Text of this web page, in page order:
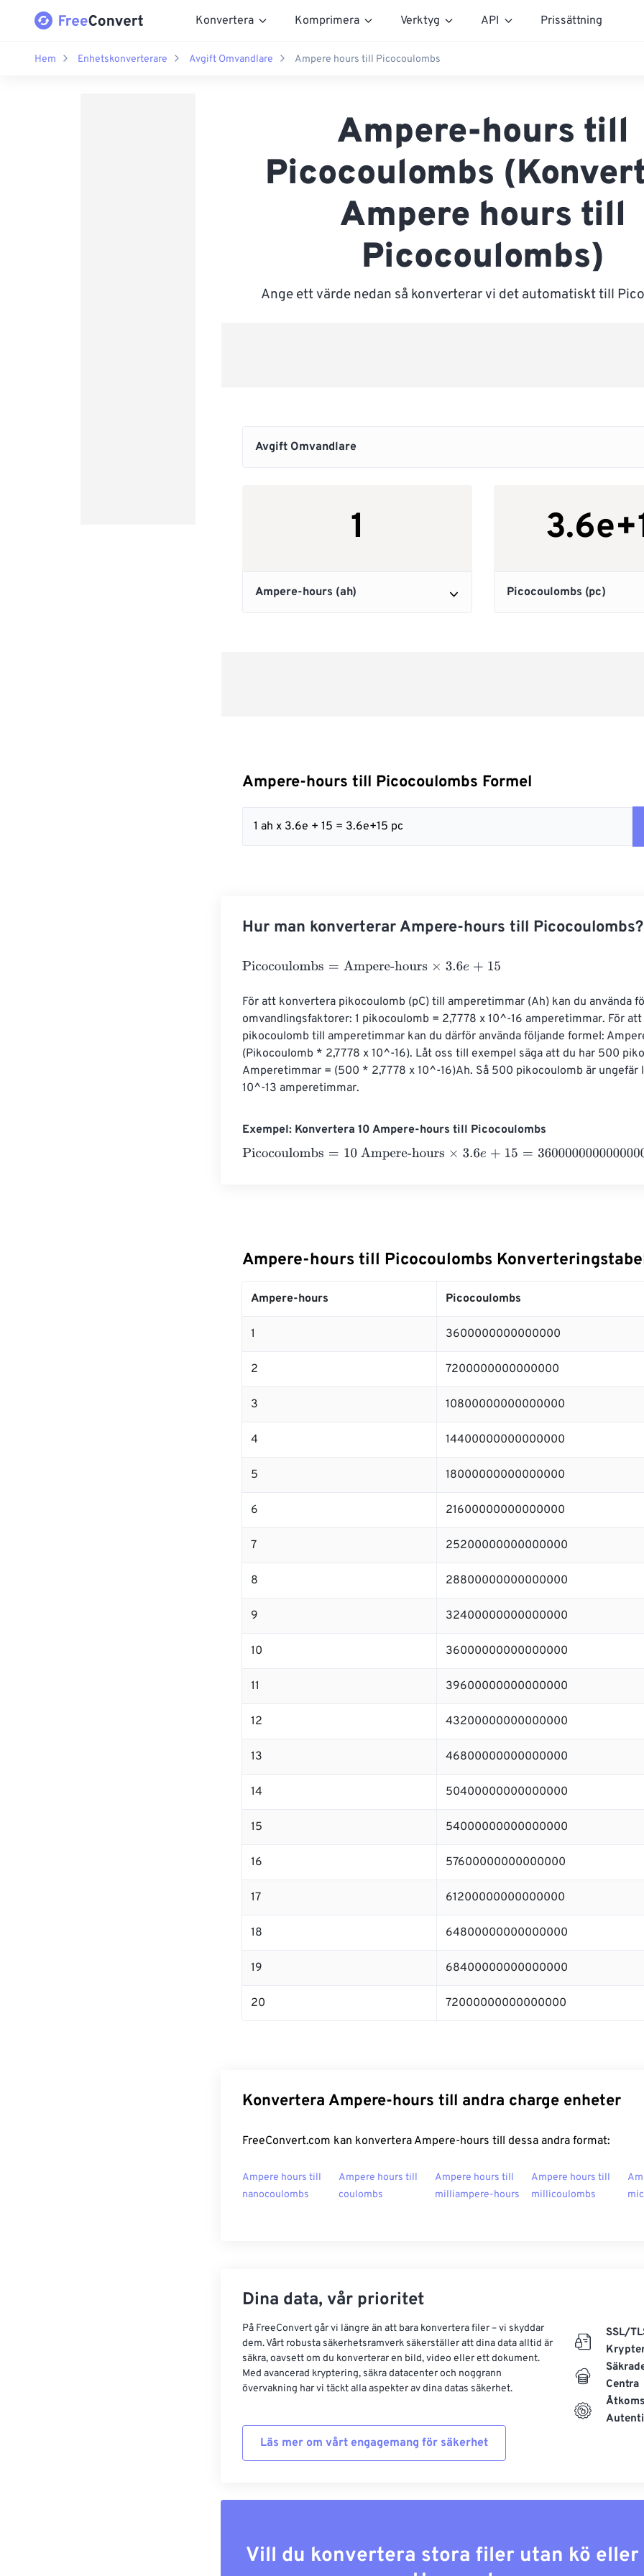
Konvertera Komprimera Verktyg API Prissättning
Hem Enhetskonverterare Avgift Omvandlare Ampere hours till Picocoulombs
Ampere-hours till
Picocoulombs
Ampere hours till
Picocoulombs)
Ange ett värde nedan så konverterar vi det automatiskt till
Ampere-hours till Picocoulombs Formel
1 ah x 3.6e + 15 = 3.6e+15 pc
Hur man konverterar Ampere-hours till Picocoulombs?
Picocoulombs=Ampere-hours×3.6e +15
För att konvertera pikocoulomb (pC) till amperetimmar (Ah) kan du använda
omvandlingsfaktorer: 1 pikocoulomb = 2,7778 x 10^-16 amperetimmar. För
pikocoulomb till amperetimmar kan du därför använda följande formel:
(Pikocoulomb * 2,7778 x 10^-16). Låt oss till exempel säga att du har 500
Amperetimmar = (500 * 2,7778 x 10^-16)Ah. Så 500 pikocoulomb är ungefär
10^-13 amperetimmar.
Exempel: Konvertera 10 Ampere-hours till Picocoulombs
Picocoulombs=10 Ampere-hours×3.6e+ 15 =36000000000000000
Ampere-hours till Picocoulombs
Ampere-hours Picocoulombs
1 3600000000000000
2 7200000000000000
3 10800000000000000
4 14400000000000000
5 18000000000000000
6 21600000000000000
7 25200000000000000
8 28800000000000000
9 32400000000000000
10 36000000000000000
11 39600000000000000
12 43200000000000000
13 46800000000000000
14 50400000000000000
15 54000000000000000
16 57600000000000000
17 61200000000000000
18 64800000000000000
19 68400000000000000
20 72000000000000000
Konvertera Ampere-hours till andra charge enheter
FreeConvert.com kan konvertera Ampere-hours till dessa andra format:
Ampere hours till
nanocoulombs
Ampere hours till
coulombs
Ampere hours till
milliampere-hours
Ampere hours till
millicoulombs
Dina data, vår prioritet
På FreeConvert går vi längre än att bara konvertera filer – vi skyddar
dem. Vårt robusta säkerhetsramverk säkerställer att dina data alltid är
säkra, oavsett om du konverterar en bild, video eller ett dokument.
Med avancerad kryptering, säkra datacenter och noggrann
övervakning har vi täckt alla aspekter av dina datas säkerhet.
Läs mer om vårt engagemang för säkerhet
SSL/
Centra
Vill du konvertera stora filer utan kö eller